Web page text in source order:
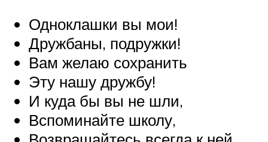
Одноклашки вы мои!
Дружбаны, подружки!
Вам желаю сохранить
Эту нашу дружбу!
И куда бы вы не шли,
Вспоминайте школу,